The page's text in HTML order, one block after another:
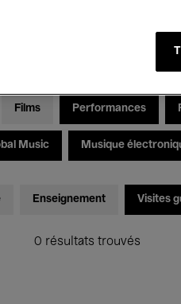
Films Performances
Music Musique
Enseignement Visites
0 résultats trouvés